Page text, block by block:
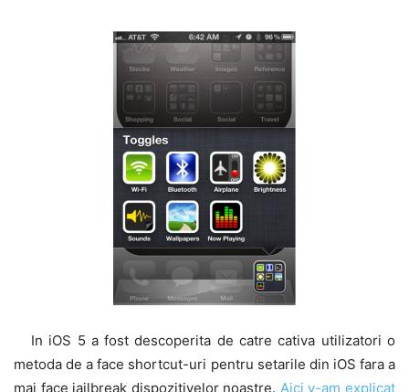
In iOS 5 a fost descoperita de catre cativa utilizatori o
metoda de a face shortcut-uri pentru setarile din iOS fara a
mai face jailbreak dispozitivelor noastre. Aici v-am explicat